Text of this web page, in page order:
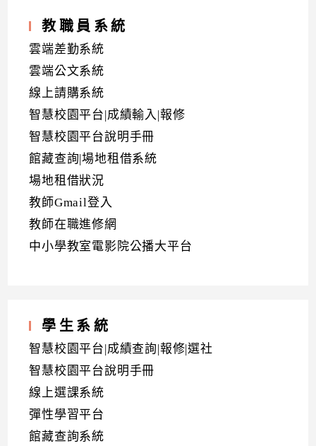
教職員系統
雲端差勤系統
雲端公文系統
線上請購系統
智慧校園平台|成績輸入|報修
智慧校園平台說明手冊
館藏查詢|場地租借系統
場地租借狀況
教師Gmail登入
教師在職進修網
中小學教室電影院公播大平台
學生系統
智慧校園平台|成績查詢|報修|選社
智慧校園平台說明手冊
線上選課系統
彈性學習平台
館藏查詢系統